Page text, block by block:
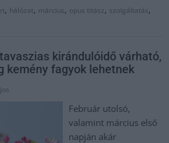
, hálózat, március, opus titász, szolgáltatás,
kirándulóidő várható,
kemény fagyok lehetnek
Február utolsó,
valamint március első
napján akár